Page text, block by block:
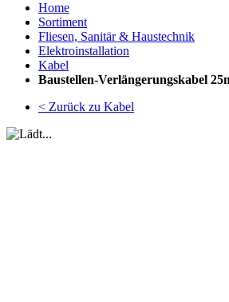
Home
Sortiment
Fliesen, Sanitär & Haustechnik
Elektroinstallation
Kabel
Baustellen-Verlängerungskabel
< Zurück zu Kabel